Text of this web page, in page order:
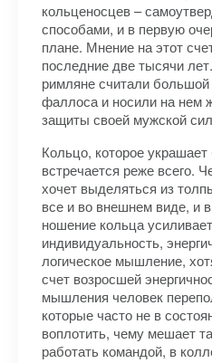
кольценосцев –
способами, и в первую
плане. Мнение на этот
последние две тысячи
римляне считали
фаллоса и носили на нем
защиты своей мужской
Кольцо, которое
встречается реже всего.
хочет выделяться из
все и во внешнем виде, и
ношение кольца
индивидуальность,
логическое мышление,
счет возросшей
мышления человек
которые часто не в
воплотить, чему мешает
работать командой, в